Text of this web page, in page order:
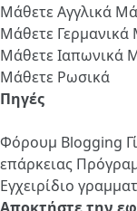
Μάθετε Αγγλικά
Μάθετε Γερμανικά
Μάθετε Ιαπωνικά
Μάθετε Ρωσικά
Πηγές
Φόρουμ Blogging
επάρκειας
Εγχειρίδιο